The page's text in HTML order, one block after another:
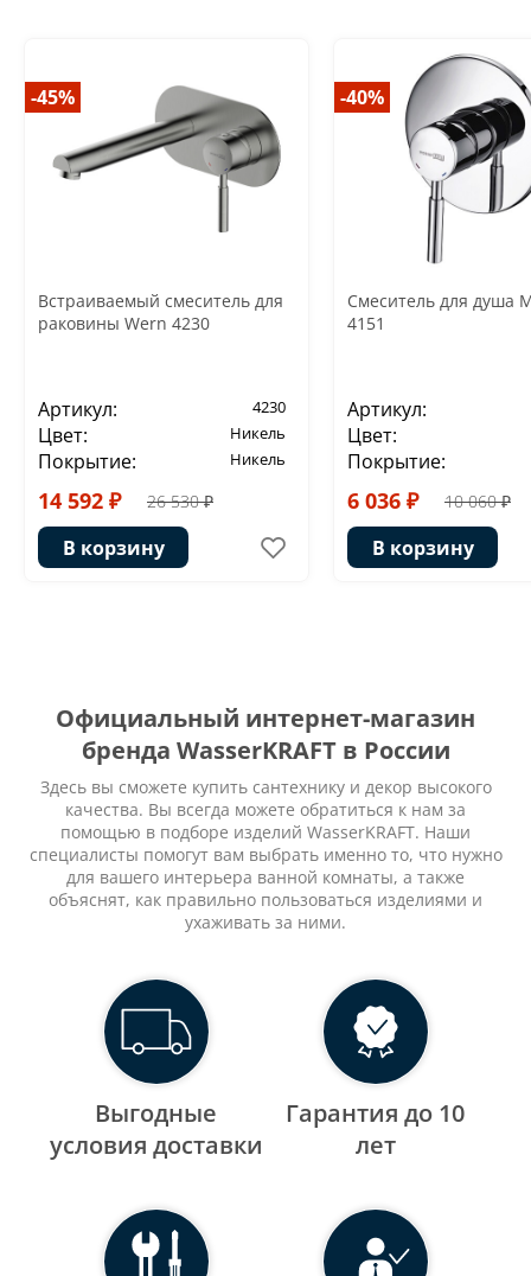
-45%
Встраиваемый смеситель для
раковины Wern 4230
Артикул: 4230
Цвет: Никель
Покрытие: Никель
14 592 ₽ 26 530 ₽
В корзину
-40%
Смеситель для душа
4151
Артикул:
Цвет:
Покрытие:
6 036 ₽ 10 060 ₽
В корзину
Официальный интернет-магазин
бренда WasserKRAFT в России
Здесь вы сможете купить сантехнику и декор высокого
качества. Вы всегда можете обратиться к нам за
помощью в подборе изделий WasserKRAFT. Наши
специалисты помогут вам выбрать именно то, что нужно
для вашего интерьера ванной комнаты, а также
объяснят, как правильно пользоваться изделиями и
ухаживать за ними.
Выгодные
уcловия доставки
Гарантия до 10
лет